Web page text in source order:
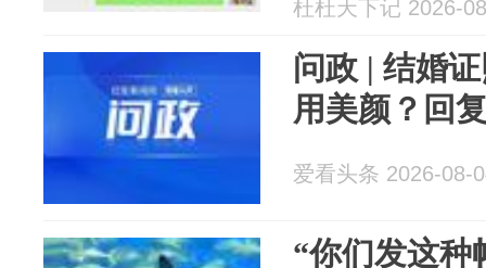
杜杜天下记 2026-
问政 | 结婚
用美颜？回
爱看头条 2026-08-
“你们发这种